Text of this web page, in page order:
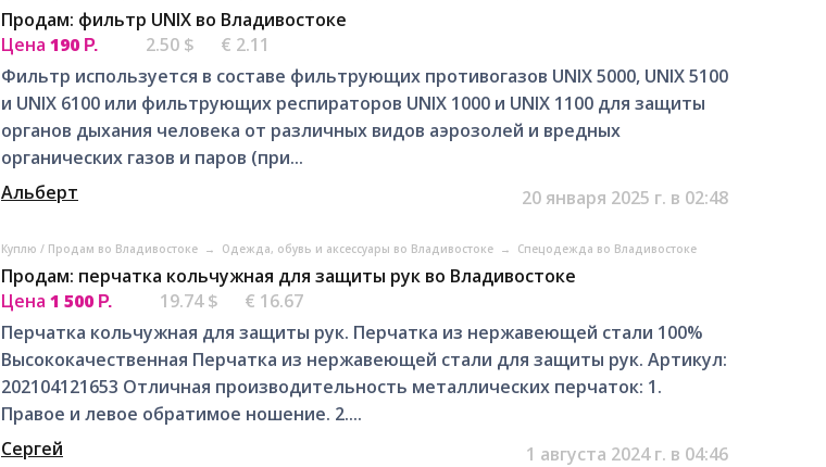
Продам: фильтр UNIX во Владивостоке
Цена 190 Р. 2.50 $
€ 2.11
Фильтр используется в составе фильтрующих противогазов UNIX 5000, UNIX 5100
и UNIX 6100 или фильтрующих респираторов UNIX 1000 и UNIX 1100 для защиты
органов дыхания человека от различных видов аэрозолей и вредных
органических газов и паров (при...
Альберт
20 января 2025 г. в 02:48
Куплю / Продам во Владивостоке → Одежда, обувь и аксессуары во Владивостоке → Спецодежда во Владивостоке
Продам: перчатка кольчужная для защиты рук во Владивостоке
Цена 1 500 Р. 19.74 $
€ 16.67
Перчатка кольчужная для защиты рук. Перчатка из нержавеющей стали 100%
Высококачественная Перчатка из нержавеющей стали для защиты рук. Артикул:
202104121653 Отличная производительность металлических перчаток: 1.
Правое и левое обратимое ношение. 2....
Сергей
1 августа 2024 г. в 04:46